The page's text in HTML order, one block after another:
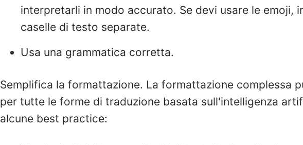
interpretarli in modo accurato. Se devi usare le emoji,
caselle di testo separate.
Usa una grammatica corretta.
Semplifica la formattazione. La formattazione complessa
per tutte le forme di traduzione basata sull'intelligenza
alcune best practice: